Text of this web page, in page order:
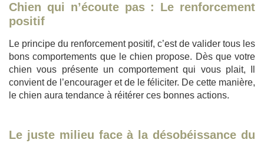
Chien qui n’écoute pas : Le renforcement
positif
Le principe du renforcement positif, c’est de valider tous les
bons comportements que le chien propose. Dès que votre
chien vous présente un comportement qui vous plait, Il
convient de l’encourager et de le féliciter. De cette manière,
le chien aura tendance à réitérer ces bonnes actions.
Le juste milieu face à la désobéissance du